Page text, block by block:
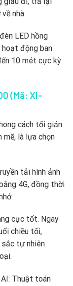
nhà.
LED hồng
hoạt động ban
10 mét cực kỳ
(Mã: XI-
cách tối giản
mẽ, là lựa chọn
tải hình ảnh
4G, đồng thời
cực tốt. Ngay
chiều tối,
sắc tự nhiên
Thuật toán